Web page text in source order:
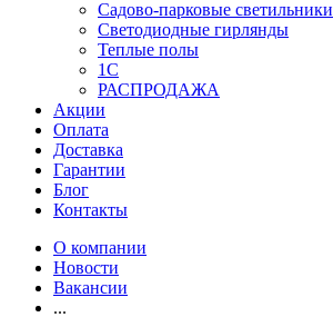
Садово-парковые светильники
Светодиодные гирлянды
Теплые полы
1С
РАСПРОДАЖА
Акции
Оплата
Доставка
Гарантии
Блог
Контакты
О компании
Новости
Вакансии
...